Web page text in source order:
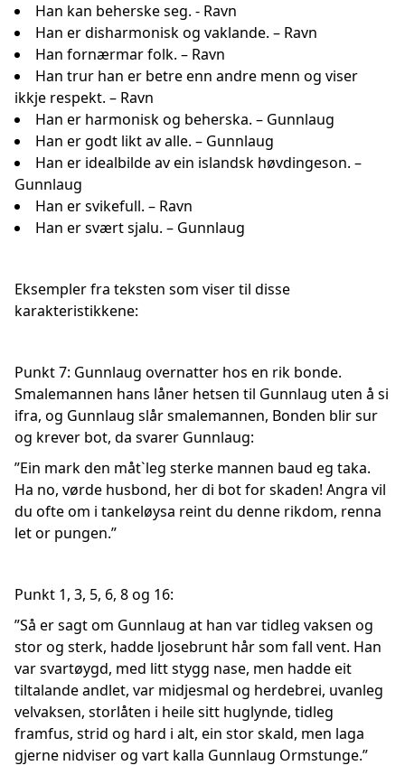
Han kan beherske seg. - Ravn
Han er disharmonisk og vaklande. – Ravn
Han fornærmar folk. – Ravn
Han trur han er betre enn andre menn og viser
ikkje respekt. – Ravn
Han er harmonisk og beherska. – Gunnlaug
Han er godt likt av alle. – Gunnlaug
Han er idealbilde av ein islandsk høvdingeson. –
Gunnlaug
Han er svikefull. – Ravn
Han er svært sjalu. – Gunnlaug
Eksempler fra teksten som viser til disse
karakteristikkene:
Punkt 7: Gunnlaug overnatter hos en rik bonde.
Smalemannen hans låner hetsen til Gunnlaug uten å si
ifra, og Gunnlaug slår smalemannen, Bonden blir sur
og krever bot, da svarer Gunnlaug:
”Ein mark den måt`leg sterke mannen baud eg taka.
Ha no, vørde husbond, her di bot for skaden! Angra vil
du ofte om i tankeløysa reint du denne rikdom, renna
let or pungen.”
Punkt 1, 3, 5, 6, 8 og 16:
”Så er sagt om Gunnlaug at han var tidleg vaksen og
stor og sterk, hadde ljosebrunt hår som fall vent. Han
var svartøygd, med litt stygg nase, men hadde eit
tiltalande andlet, var midjesmal og herdebrei, uvanleg
velvaksen, storlåten i heile sitt huglynde, tidleg
framfus, strid og hard i alt, ein stor skald, men laga
gjerne nidviser og vart kalla Gunnlaug Ormstunge.”